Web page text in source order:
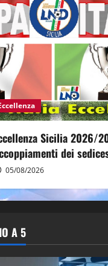
Sicilia 2026/
dei
05/08/2026
A 5